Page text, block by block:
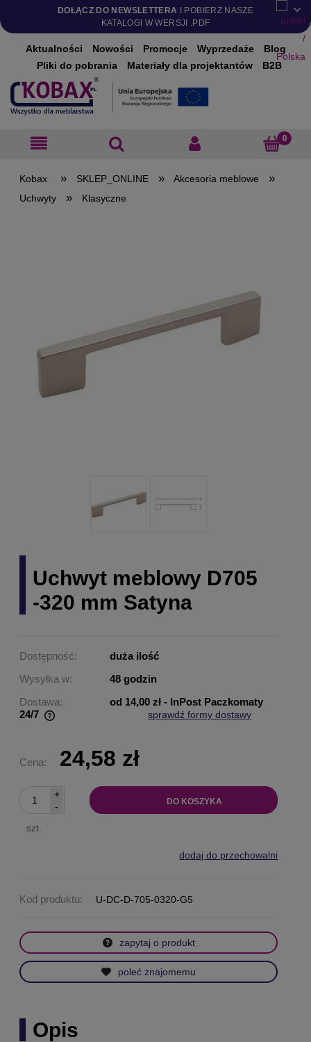
DOŁĄCZ DO NEWSLETTERA I POBIERZ NASZE
KATALOGI W WERSJI .PDF
Aktualności Nowości Promocje Wyprzedaże
Blog
Pliki do pobrania
Materiały dla projektantów B2B
» SKLEP_ONLINE » Akcesoria meblowe »
Uchwyty » Klasyczne
Uchwyt meblowy D705
-320 mm Satyna
Dostępność:
duża ilość
Wysyłka w:
48 godzin
Dostawa:
od 14,00 zł - InPost Paczkomaty
24/7
sprawdź formy dostawy
Cena: 24,58 zł
-
+
szt.
DO KOSZYKA
dodaj do przechowalni
Kod produktu: U-DC-D-705-0320-G5
zapytaj o produkt
poleć znajomemu
Opis